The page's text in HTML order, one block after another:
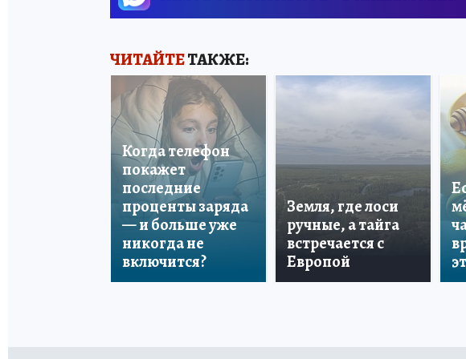
ЧИТАЙТЕТАКЖЕ:
Когда телефон
покажет
последние
проценты заряда
— и больше уже
никогда не
включится?
Земля, где лоси
ручные, а тайга
встречается с
Европой